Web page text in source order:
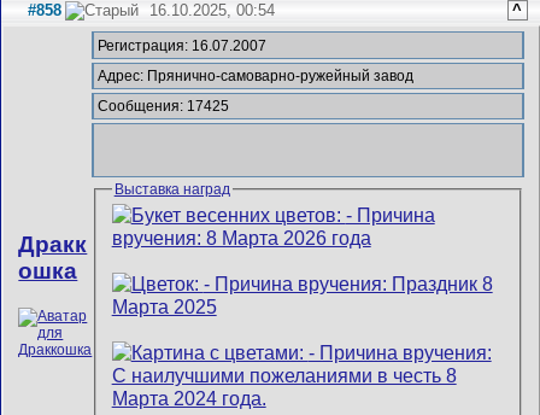
#858 16.10.2025, 00:54 ^
Дракк
ошка
Регистрация: 16.07.2007
Адрес: Прянично-самоварно-ружейный завод
Сообщения: 17425
Выставка наград